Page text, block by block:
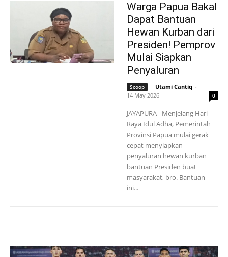
Warga Papua Bakal
Dapat Bantuan
Hewan Kurban dari
Presiden! Pemprov
Mulai Siapkan
Penyaluran
Scoop Utami Cantiq -
14 May 2026
0
JAYAPURA - Menjelang Hari
Raya Idul Adha, Pemerintah
Provinsi Papua mulai gerak
cepat menyiapkan
penyaluran hewan kurban
bantuan Presiden buat
masyarakat, bro. Bantuan
ini...